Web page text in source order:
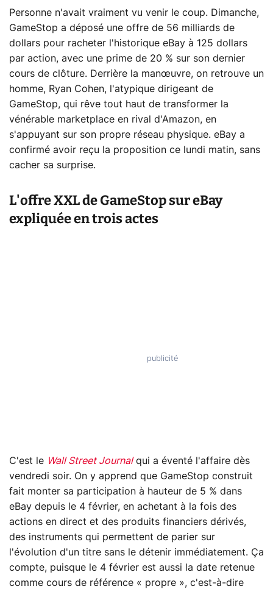
Personne n'avait vraiment vu venir le coup. Dimanche,
GameStop a déposé une offre de 56 milliards de
dollars pour racheter l'historique eBay à 125 dollars
par action, avec une prime de 20 % sur son dernier
cours de clôture. Derrière la manœuvre, on retrouve un
homme, Ryan Cohen, l'atypique dirigeant de
GameStop, qui rêve tout haut de transformer la
vénérable marketplace en rival d'Amazon, en
s'appuyant sur son propre réseau physique. eBay a
confirmé avoir reçu la proposition ce lundi matin, sans
cacher sa surprise.
L'offre XXL de GameStop sur eBay
expliquée en trois actes
C'est le Wall Street Journalqui a éventé l'affaire dès
vendredi soir. On y apprend que GameStop construit
fait monter sa participation à hauteur de 5 % dans
eBay depuis le 4 février, en achetant à la fois des
actions en direct et des produits financiers dérivés,
des instruments qui permettent de parier sur
l'évolution d'un titre sans le détenir immédiatement. Ça
compte, puisque le 4 février est aussi la date retenue
comme cours de référence « propre », c'est-à-dire